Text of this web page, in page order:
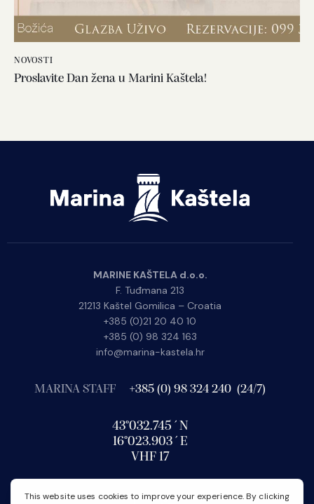
NOVOSTI
Proslavite Dan žena u Marini Kaštela!
MARINE KAŠTELA d.o.o.
F. Tuđmana 213
21213 Kaštel Gomilica – Croatia
+385 (0)21 20 40 10
+385 (0) 98 324 163
info@marina-kastela.hr
MARINA STAFF +385 (0) 98 324 240 (24/7)
43°032.745´N
16°023.903´E
VHF 17